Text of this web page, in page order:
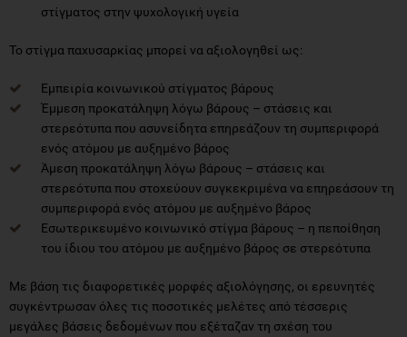
στίγματος στην ψυχολογική υγεία
Το στίγμα παχυσαρκίας μπορεί να αξιολογηθεί ως:
Εμπειρία κοινωνικού στίγματος βάρους
Έμμεση προκατάληψη λόγω βάρους – στάσεις και
στερεότυπα που ασυνείδητα επηρεάζουν τη συμπεριφορά
ενός ατόμου με αυξημένο βάρος
Άμεση προκατάληψη λόγω βάρους – στάσεις και
στερεότυπα που στοχεύουν συγκεκριμένα να επηρεάσουν τη
συμπεριφορά ενός ατόμου με αυξημένο βάρος
Εσωτερικευμένο κοινωνικό στίγμα βάρους – η πεποίθηση
του ίδιου του ατόμου με αυξημένο βάρος σε στερεότυπα
Με βάση τις διαφορετικές μορφές αξιολόγησης, οι ερευνητές
συγκέντρωσαν όλες τις ποσοτικές μελέτες από τέσσερις
μεγάλες βάσεις δεδομένων που εξέταζαν τη σχέση του